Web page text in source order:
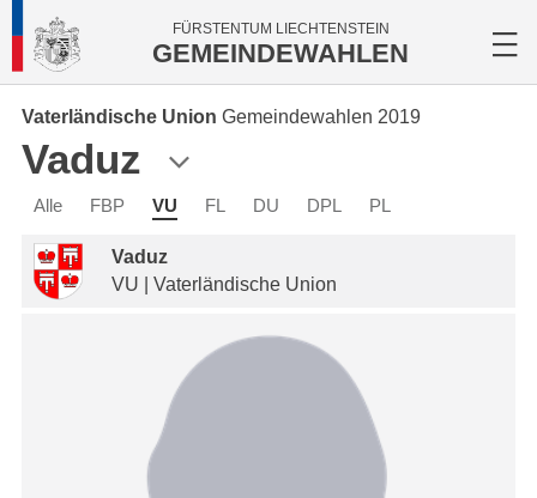
FÜRSTENTUM LIECHTENSTEIN
GEMEINDEWAHLEN
Vaterländische Union Gemeindewahlen 2019
Vaduz
Alle FBP VU FL DU DPL PL
Vaduz
VU | Vaterländische Union